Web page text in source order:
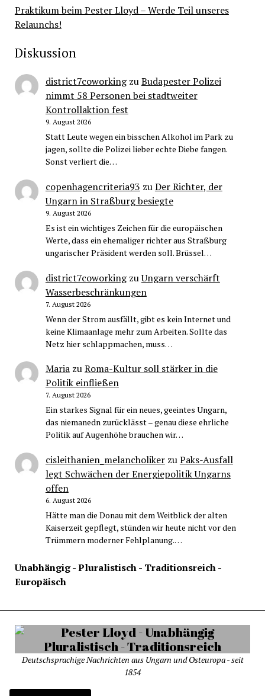
Praktikum beim Pester Lloyd – Werde Teil unseres
Relaunchs!
Diskussion
district7coworkingzuBudapester Polizei
nimmt 58 Personen bei stadtweiter
Kontrollaktion fest
9. August 2026
Statt Leute wegen ein bisschen Alkohol im Park zu
jagen, sollte die Polizei lieber echte Diebe fangen.
Sonst verliert die…
copenhagencriteria93 zuDer Richter, der
Ungarn in Straßburg besiegte
9. August 2026
Es ist ein wichtiges Zeichen für die europäischen
Werte, dass ein ehemaliger richter aus Straßburg
ungarischer Präsident werden soll. Brüssel…
district7coworkingzuUngarn verschärft
Wasserbeschränkungen
7. August 2026
Wenn der Strom ausfällt, gibt es kein Internet und
keine Klimaanlage mehr zum Arbeiten. Sollte das
Netz hier schlappmachen, muss…
MariazuRoma-Kultur soll stärker in die
Politik einfließen
7. August 2026
Ein starkes Signal für ein neues, geeintes Ungarn,
das niemanedn zurücklässt – genau diese ehrliche
Politik auf Augenhöhe brauchen wir…
cisleithanien_melancholikerzuPaks-Ausfall
legt Schwächen der Energiepolitik Ungarns
offen
6. August 2026
Hätte man die Donau mit dem Weitblick der alten
Kaiserzeit gepflegt, stünden wir heute nicht vor den
Trümmern moderner Fehlplanung.…
Unabhängig - Pluralistisch - Traditionsreich -
Europäisch
Deutschsprachige Nachrichten aus Ungarn und Osteuropa - seit
1854